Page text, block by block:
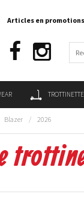
TROTTINETTE
Articles en promotions
Blazer / 2026